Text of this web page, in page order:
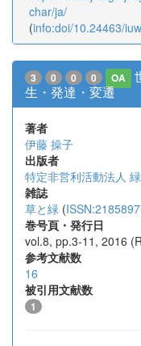
char/ja/
(info:doi/10.24463/
3 0 0 0 OA
生・発達・変遷
著者
伊藤 操子
出版者
特定非営利活動法人
雑誌
草と緑 (
巻号頁・発行日
vol.8, pp.3-11, 2016
参考文献数
16
被引用文献数
1